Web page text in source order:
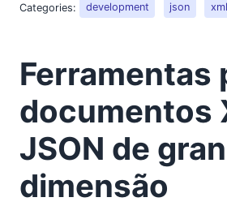
Categories: development json xml
Ferramentas
documentos
JSON de
dimensão